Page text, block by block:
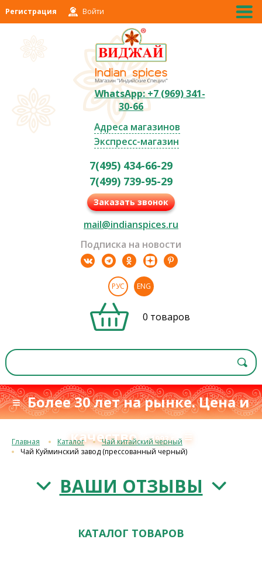
Регистрация Войти
WhatsApp: +7 (969) 341-
30-66
Адреса магазинов
Экспресс-магазин
7(495) 434-66-29
7(499) 739-95-29
Заказать звонок
mail@indianspices.ru
Подписка на новости
РУС ENG
0 товаров
≡ Более 30 лет на рынке. Цена и
качествос 1993 г.≡
Главная Каталог
Чай китайский черный
Чай Куйминский завод (прессованный черный)
ВАШИ ОТЗЫВЫ
КАТАЛОГ ТОВАРОВ